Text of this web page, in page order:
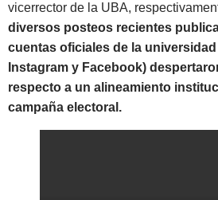
vicerrector de la UBA,
diversos posteos recientes
cuentas oficiales de la
Instagram y Facebook)
respecto a un alineamiento
campaña electoral.